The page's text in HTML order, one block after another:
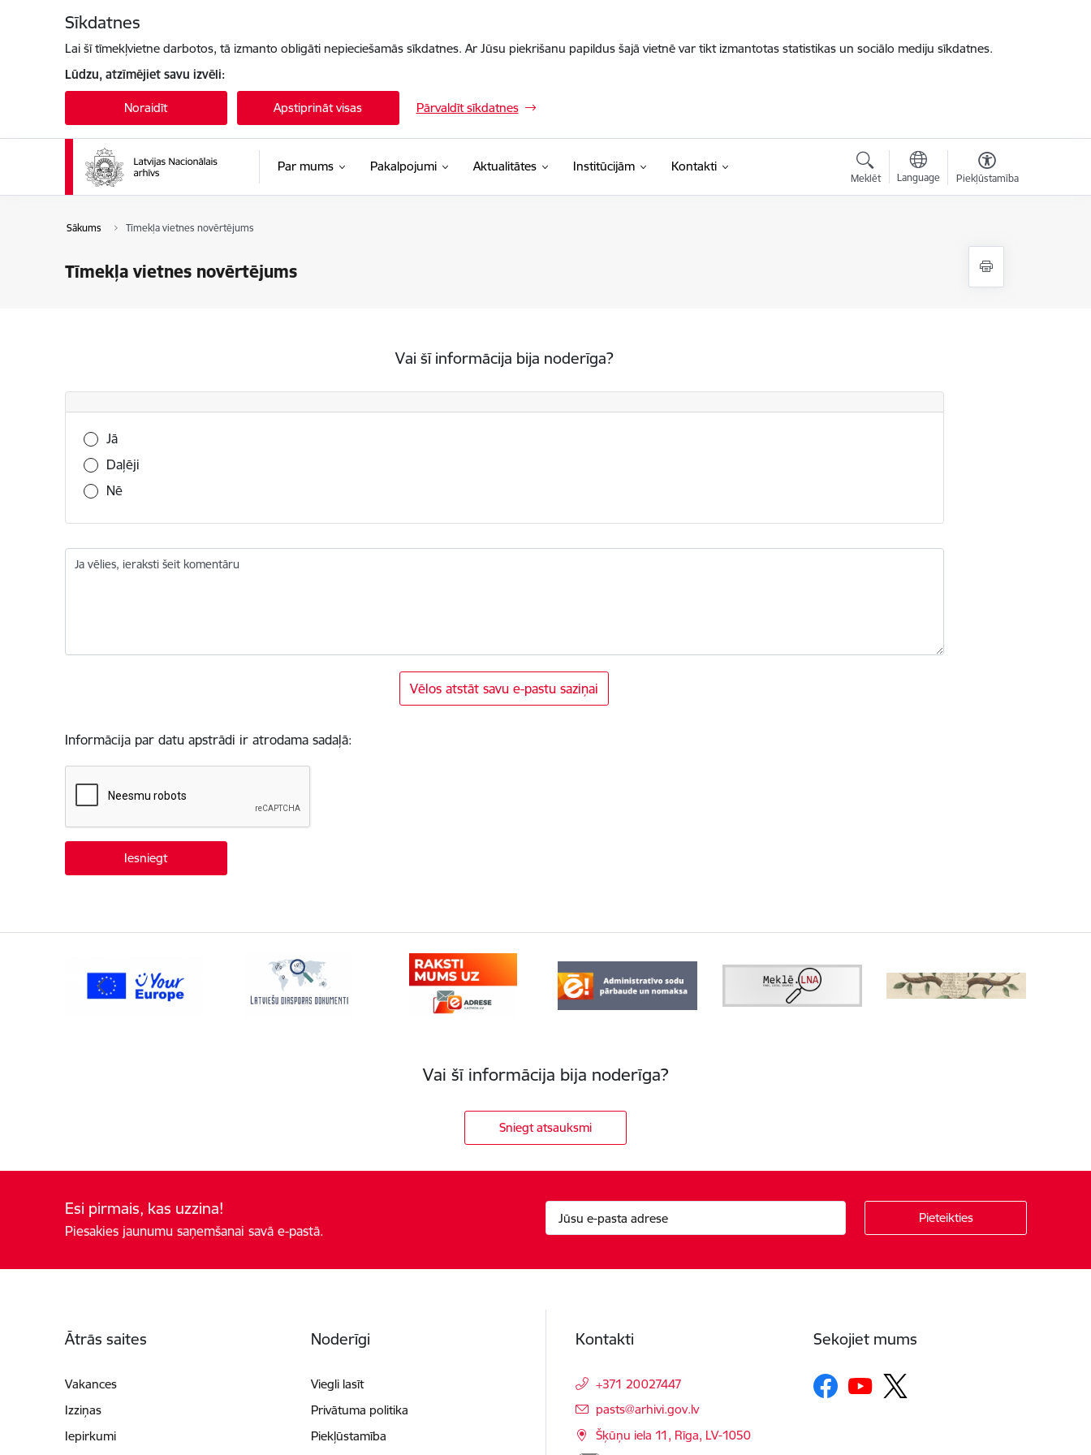
Sīkdatnes
Lai šī tīmekļvietne darbotos, tā izmanto obligāti nepieciešamās sīkdatnes. Ar Jūsu piekrišanu papildus šajā vietnē var tikt izmantotas statistikas un sociālo mediju sīkdatnes.
Lūdzu, atzīmējiet savu izvēli:
Noraidīt Apstiprināt visas Pārvaldīt sīkdatnes
Par mums Pakalpojumi Aktualitātes Institūcijām Kontakti
Meklēt Language Piekļūstamība
Sākums Tīmekļa vietnes novērtējums
Tīmekļa vietnes novērtējums
Vai šī informācija bija noderīga?
Vai šī informācija bija noderīga?
Jā
Daļēji
Nē
Ja vēlies, ieraksti šeit komentāru
Vēlos atstāt savu e-pastu saziņai
Informācija par datu apstrādi ir atrodama sadaļā:
Vai šī informācija bija noderīga?
Sniegt atsauksmi
Esi pirmais, kas uzzina!
Piesakies jaunumu saņemšanai savā e-pastā.
Ātrās saites
Vakances
Izziņas
Iepirkumi
Noderīgi
Viegli lasīt
Privātuma politika
Piekļūstamība
Kontakti
+371 20027447
E-pasts:
pasts@arhivi.gov.lv
Šķūņu iela 11, Rīga, LV-1050
Sekojiet mums